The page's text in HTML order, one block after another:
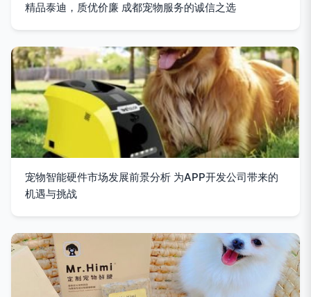
精品泰迪，质优价廉 成都宠物服务的诚信之选
宠物智能硬件市场发展前景分析 为APP开发公司带来的
机遇与挑战